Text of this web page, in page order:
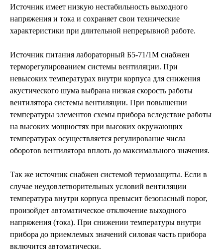
Источник имеет низкую нестабильность выходного
напряжения и тока и сохраняет свои технические
характеристики при длительной непрерывной работе.
Источник питания лабораторный Б5-71/1М снабжен
терморегулированием системы вентиляции. При
невысоких температурах внутри корпуса для снижения
акустического шума выбрана низкая скорость работы
вентилятора системы вентиляции. При повышении
температуры элементов схемы прибора вследствие работы
на высоких мощностях при высоких окружающих
температурах осуществляется регулирование числа
оборотов вентилятора вплоть до максимального значения.
Так же источник снабжен системой термозащиты. Если в
случае неудовлетворительных условий вентиляции
температура внутри корпуса превысит безопасный порог,
произойдет автоматическое отключение выходного
напряжения (тока). При снижении температуры внутри
прибора до приемлемых значений силовая часть прибора
включится автоматически.